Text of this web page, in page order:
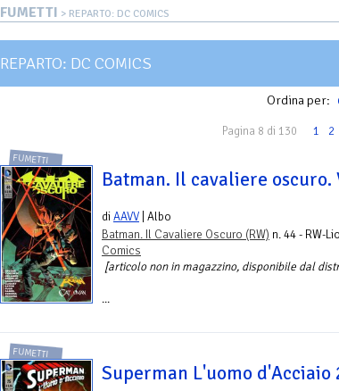
FUMETTI > REPARTO: DC COMICS
REPARTO: DC COMICS
Ordina per:
Pagina 8 di 130 1 2
FUMETTI
Batman. Il cavaliere oscuro.
diAAVV | Albo
Batman. Il Cavaliere Oscuro (RW) n. 44 - RW-
Comics
[articolo non in magazzino, disponibile dal
...
FUMETTI
Superman L'uomo d'Acciaio